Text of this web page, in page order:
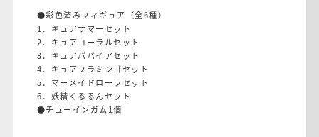
●彩色済みフィギュア（全6種）
1．キュアサマーセット
2．キュアコーラルセット
3．キュアパパイアセット
4．キュアフラミンゴセット
5．マーメイドローラセット
6．妖精くるるんセット
●チューインガム1個